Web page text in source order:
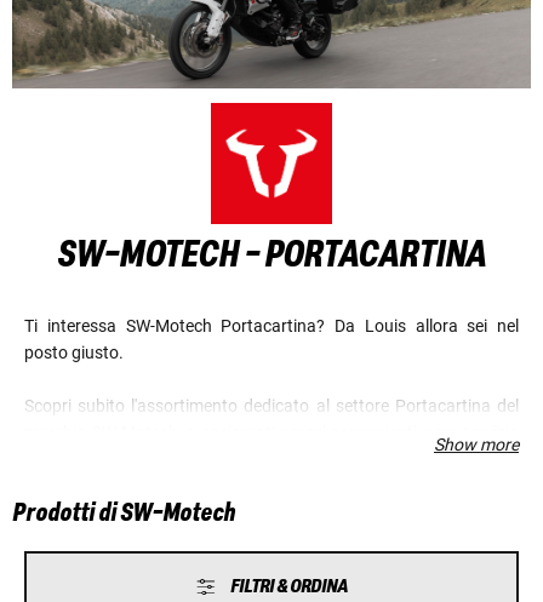
SW-MOTECH - PORTACARTINA
Ti interessa SW-Motech Portacartina? Da Louis allora sei nel
posto giusto.
Scopri subito l'assortimento dedicato al settore Portacartina del
Show more
Prodotti di SW-Motech
FILTRI & ORDINA